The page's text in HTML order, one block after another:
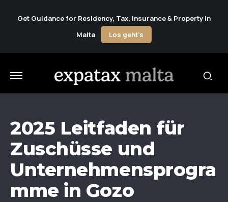
Get Guidance for Residency, Tax, Insurance & Property in
Malta
Los geht's
2025 Leitfaden für
Zuschüsse und
Unternehmensprogra
mme in Gozo